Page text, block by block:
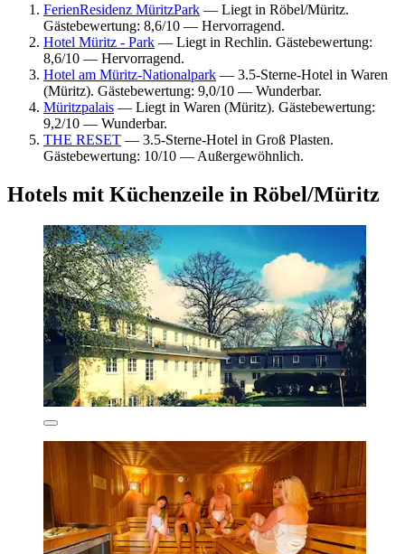
FerienResidenz MüritzPark — Liegt in Röbel/Müritz.
Gästebewertung: 8,6/10 — Hervorragend.
Hotel Müritz - Park — Liegt in Rechlin. Gästebewertung:
8,6/10 — Hervorragend.
Hotel am Müritz-Nationalpark — 3.5-Sterne-Hotel in Waren
(Müritz). Gästebewertung: 9,0/10 — Wunderbar.
Müritzpalais — Liegt in Waren (Müritz). Gästebewertung:
9,2/10 — Wunderbar.
THE RESET — 3.5-Sterne-Hotel in Groß Plasten.
Gästebewertung: 10/10 — Außergewöhnlich.
Hotels mit Küchenzeile in Röbel/Müritz